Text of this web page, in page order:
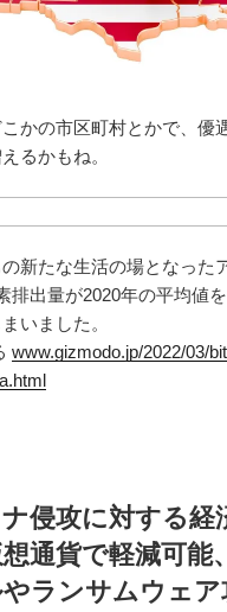
かの市区町村とかで、優
るかもね。
新たな生活の場となった
排出量が2020年の平均値
いました。
www.gizmodo.jp/2022/03/
侵攻に対する経
通貨で軽減可能
ランサムウェア